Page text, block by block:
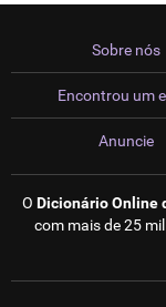
Sobre nós
Encontrou um
Anuncie
O Dicionário Online
com mais de 25